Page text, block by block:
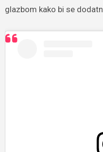
glazbom kako bi se